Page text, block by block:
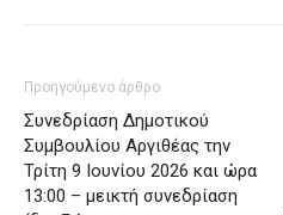
Προηγούμενο άρθρο
Συνεδρίαση Δημοτικού
Συμβουλίου Αργιθέας την
Τρίτη 9 Ιουνίου 2026 και ώρα
13:00 – μεικτή συνεδρίαση